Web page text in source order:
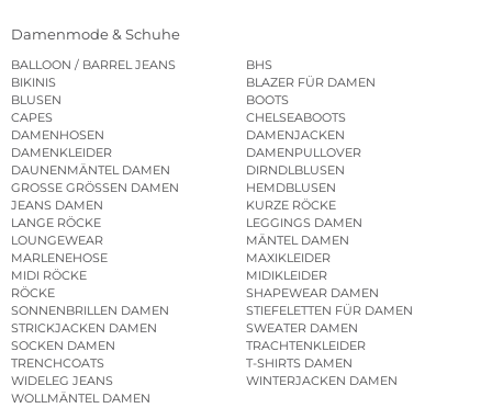
Damenmode & Schuhe
BALLOON / BARREL JEANS
BHS
BIKINIS
BLAZER FÜR DAMEN
BLUSEN
BOOTS
CAPES
CHELSEABOOTS
DAMENHOSEN
DAMENJACKEN
DAMENKLEIDER
DAMENPULLOVER
DAUNENMÄNTEL DAMEN
DIRNDLBLUSEN
GROSSE GRÖSSEN DAMEN
HEMDBLUSEN
JEANS DAMEN
KURZE RÖCKE
LANGE RÖCKE
LEGGINGS DAMEN
LOUNGEWEAR
MÄNTEL DAMEN
MARLENEHOSE
MAXIKLEIDER
MIDI RÖCKE
MIDIKLEIDER
RÖCKE
SHAPEWEAR DAMEN
SONNENBRILLEN DAMEN
STIEFELETTEN FÜR DAMEN
STRICKJACKEN DAMEN
SWEATER DAMEN
SOCKEN DAMEN
TRACHTENKLEIDER
TRENCHCOATS
T-SHIRTS DAMEN
WIDELEG JEANS
WINTERJACKEN DAMEN
WOLLMÄNTEL DAMEN